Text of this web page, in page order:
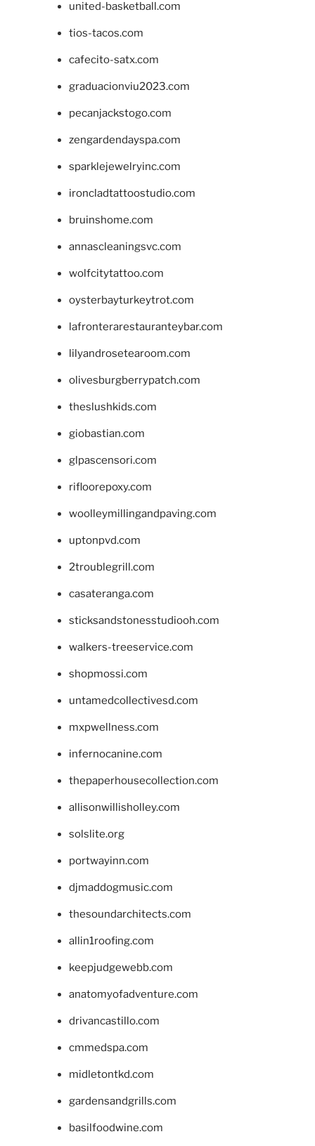
united-basketball.com
tios-tacos.com
cafecito-satx.com
graduacionviu2023.com
pecanjackstogo.com
zengardendayspa.com
sparklejewelryinc.com
ironcladtattoostudio.com
bruinshome.com
annascleaningsvc.com
wolfcitytattoo.com
oysterbayturkeytrot.com
lafronterarestauranteybar.com
lilyandrosetearoom.com
olivesburgberrypatch.com
theslushkids.com
giobastian.com
glpascensori.com
rifloorepoxy.com
woolleymillingandpaving.com
uptonpvd.com
2troublegrill.com
casateranga.com
sticksandstonesstudiooh.com
walkers-treeservice.com
shopmossi.com
untamedcollectivesd.com
mxpwellness.com
infernocanine.com
thepaperhousecollection.com
allisonwillisholley.com
solslite.org
portwayinn.com
djmaddogmusic.com
thesoundarchitects.com
allin1roofing.com
keepjudgewebb.com
anatomyofadventure.com
drivancastillo.com
cmmedspa.com
midletontkd.com
gardensandgrills.com
basilfoodwine.com